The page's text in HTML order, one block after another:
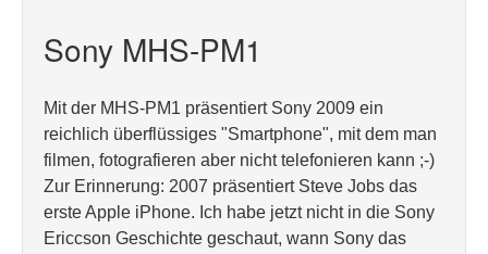
Sony MHS-PM1
Mit der MHS-PM1 präsentiert Sony 2009 ein
reichlich überflüssiges "Smartphone", mit dem man
filmen, fotografieren aber nicht telefonieren kann ;-)
Zur Erinnerung: 2007 präsentiert Steve Jobs das
erste Apple iPhone. Ich habe jetzt nicht in die Sony
Ericcson Geschichte geschaut, wann Sony das